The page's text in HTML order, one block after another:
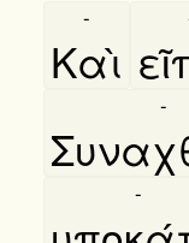
Καὶ
-
-
-